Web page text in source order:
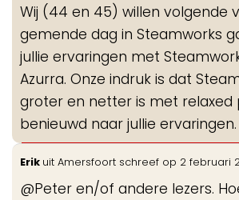
Wij (44 en 45) willen volgende
gemende dag in Steamworks
jullie ervaringen met
Azurra. Onze indruk is dat
groter en netter is met relaxed
benieuwd naar jullie ervaringen.
Erik uit Amersfoort schreef op 2 februari
@Peter en/of andere lezers.